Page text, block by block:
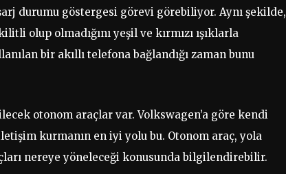
durumu göstergesi görevi görebiliyor. Aynı şekilde,
olup olmadığını yeşil ve kırmızı ışıklarla
bir akıllı telefona bağlandığı zaman bunu
otonom araçlar var. Volkswagen’a göre kendi
kurmanın en iyi yolu bu. Otonom araç, yola
nereye yöneleceği konusunda bilgilendirebilir.